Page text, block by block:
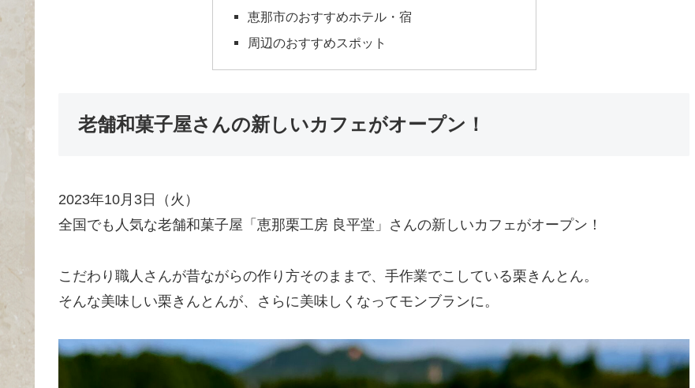
恵那市のおすすめホテル・宿
周辺のおすすめスポット
老舗和菓子屋さんの新しいカフェがオープン！
2023年10月3日（火）
全国でも人気な老舗和菓子屋「恵那栗工房 良平堂」さんの新しいカフェがオープン！
こだわり職人さんが昔ながらの作り方そのままで、手作業でこしている栗きんとん。
そんな美味しい栗きんとんが、さらに美味しくなってモンブランに。